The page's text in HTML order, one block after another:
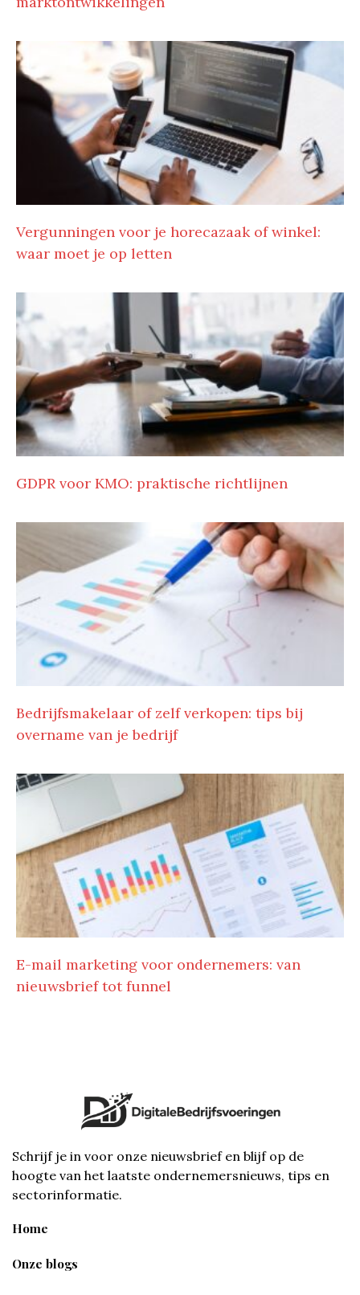
Vergunningen voor je horecazaak of winkel:
waar moet je op letten
GDPR voor KMO: praktische richtlijnen
Bedrijfsmakelaar of zelf verkopen: tips bij
overname van je bedrijf
E-mail marketing voor ondernemers: van
nieuwsbrief tot funnel
Schrijf je in voor onze nieuwsbrief en blijf op de
hoogte van het laatste ondernemersnieuws, tips en
sectorinformatie.
Home
Onze blogs